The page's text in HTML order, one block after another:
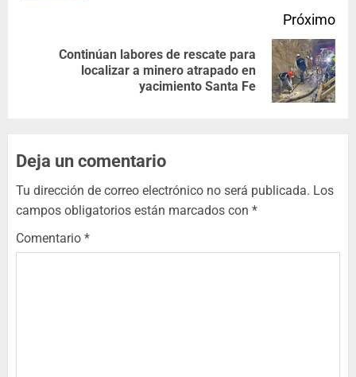
Próximo
Continúan labores de rescate para
localizar a minero atrapado en
yacimiento Santa Fe
Deja un comentario
Tu dirección de correo electrónico no será publicada. Los
campos obligatorios están marcados con *
Comentario *